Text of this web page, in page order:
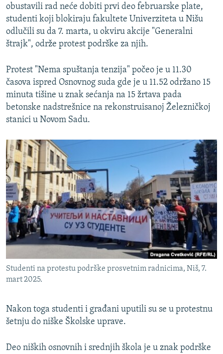
obustavili rad neće dobiti prvi deo februarske plate,
studenti koji blokiraju fakultete Univerziteta u Nišu
odlučili su da 7. marta, u okviru akcije "Generalni
štrajk", održe protest podrške za njih.
Protest "Nema spuštanja tenzija" počeo je u 11.30
časova ispred Osnovnog suda gde je u 11.52 održano 15
minuta tišine u znak sećanja na 15 žrtava pada
betonske nadstrešnice na rekonstruisanoj Železničkoj
stanici u Novom Sadu.
Studenti na protestu podrške prosvetnim radnicima, Niš, 7.
mart 2025.
Nakon toga studenti i građani uputili su se u protestnu
šetnju do niške Školske uprave.
Deo niških osnovnih i srednjih škola je u znak podrške